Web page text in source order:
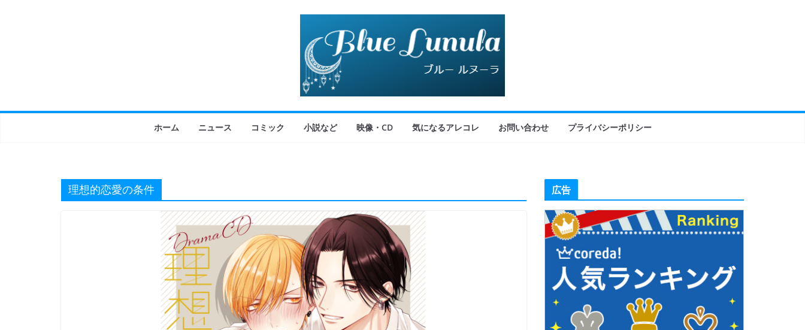
ホーム ニュース コミック 小説など 映像・CD 気になるアレコレ お問い合わせ プライバシーポリシー
理想的恋愛の条件 広告